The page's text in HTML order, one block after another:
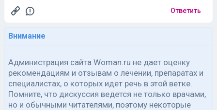
Ответить
Внимание
Администрация сайта Woman.ru не дает оценку
рекомендациям и отзывам о лечении, препаратах и
специалистах, о которых идет речь в этой ветке.
Помните, что дискуссия ведется не только врачами,
но и обычными читателями, поэтому некоторые